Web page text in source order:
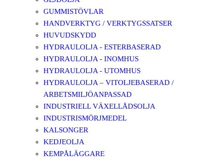
GUMMISTÖVLAR
HANDVERKTYG / VERKTYGSSATSER
HUVUDSKYDD
HYDRAULOLJA - ESTERBASERAD
HYDRAULOLJA - INOMHUS
HYDRAULOLJA - UTOMHUS
HYDRAULOLJA – VITOLJEBASERAD /
ARBETSMILJÖANPASSAD
INDUSTRIELL VÄXELLÅDSOLJA
INDUSTRISMÖRJMEDEL
KALSONGER
KEDJEOLJA
KEMPÅLÄGGARE